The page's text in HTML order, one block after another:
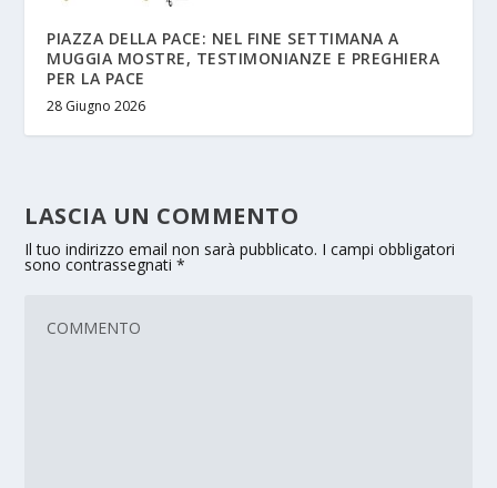
PIAZZA DELLA PACE: NEL FINE SETTIMANA A
MUGGIA MOSTRE, TESTIMONIANZE E PREGHIERA
PER LA PACE
28 Giugno 2026
LASCIA UN COMMENTO
Il tuo indirizzo email non sarà pubblicato. I campi obbligatori
sono contrassegnati*